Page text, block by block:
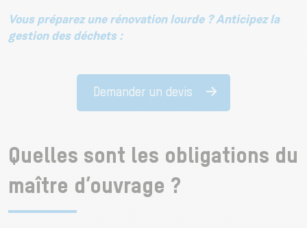
Vous préparez une rénovation lourde ? Anticipez la
gestion des déchets :
Demander un devis
Quelles sont les obligations du
maître d’ouvrage ?